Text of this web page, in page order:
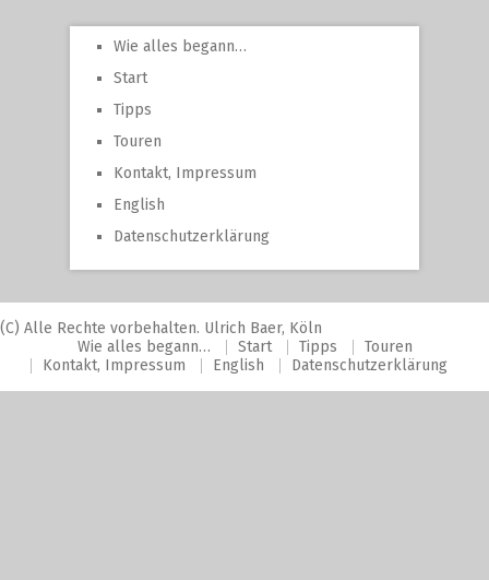
Wie alles begann…
Start
Tipps
Touren
Kontakt, Impressum
English
Datenschutzerklärung
(C) Alle Rechte vorbehalten. Ulrich Baer, Köln
Wie alles begann…
Start Tipps
Touren
Kontakt, Impressum
English Datenschutzerklärung